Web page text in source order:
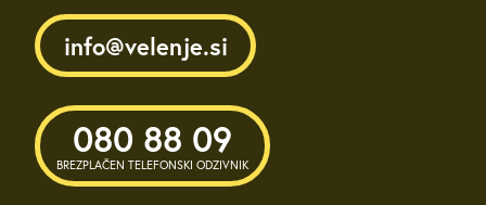
info@velenje.si
080 88 09
BREZPLAČEN TELEFONSKI ODZIVNIK